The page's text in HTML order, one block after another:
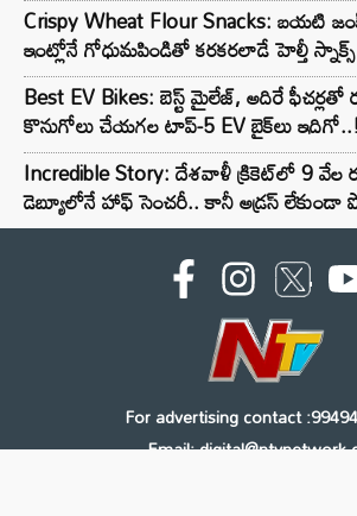
Crispy Wheat Flour Snacks: బయటి
ఇంట్లోనే గోధుమపిండితో కరకరలాడే హెల్తీ
Best EV Bikes: బెస్ట్ మైలేజ్, అదిరే ఫీచర్లతో
కొనుగోలు చేయగల టాప్-5 EV బైక్‌లు ఇదిగో..!
Incredible Story: దేశవాళీ క్రికెట్‌లో 9
డెబ్యూలోనే హాఫ్ సెంచరీ.. కానీ అడ్రస్
For advertising contact
Email: